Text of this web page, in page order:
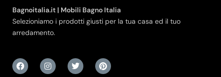
Bagnoitalia.it | Mobili Bagno Italia
Selezioniamo i prodotti giusti per la tua casa ed il tuo
arredamento.